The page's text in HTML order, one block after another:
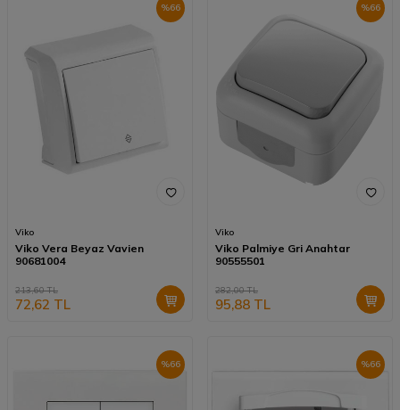
%66
Viko
Viko Vera Beyaz Vavien
90681004
213,60TL
72,62 TL
%66
Viko
Viko Palmiye Gri Anahtar
90555501
282,00TL
95,88 TL
%66 %66